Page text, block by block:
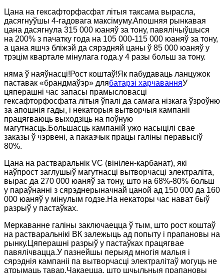
Цана на гексафторфасфат літыя таксама вырасла,
дасягнуўшы 4-гадовага максімуму.Апошняя рынкавая
цана дасягнула 315 000 юаняў за тону, павялічыўшыся
на 200% з пачатку года на 105 000-115 000 юаняў за тону,
а цана яшчэ бліжэй да сярэдняй цаны ў 85 000 юаняў у
трэцім квартале мінулага года.у 4 разы больш за тону.
няма ў наяўнасці!Рост коштаў!Як пабудаваць ланцужок
паставак «брандмаўэр» длябатарэі харчаванняУ
цяперашні час запасы прамысловасці
гексафторфосфата літыя ўпалі да самага нізкага ўзроўню
за апошнія гады, і некаторыя вытворчыя кампаніі
працягваюць выходзіць на поўную
магутнасць.Большасць кампаній ужо насыцілі свае
заказы ў чэрвені, а паказчык працы галіны перавысіў
80%.
Цана на растваральнік VC (вінілен-карбанат), які
наўпрост заглушыў магутнасці вытворчасці электраліта,
вырас да 270 000 юаняў за тону, што на 68%-80% больш
у параўнанні з сярэднерыначнай цаной ад 150 000 да 160
000 юаняў у мінулым годзе.На некаторы час нават быў
разрыў у пастаўках.
Меркаванне галіны заключаецца ў тым, што рост коштаў
на растваральнікі ВК залежыць ад попыту і прапановы на
рынку.Цяперашні разрыў у пастаўках працягвае
павялічвацца.У пазнейшы перыяд многія малыя і
сярэднія кампаніі па вытворчасці электралітаў могуць не
атрымаць тавар.Чакаецца, што шчыльныя прапановы